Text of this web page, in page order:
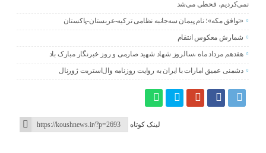
نمی‌کردیم، قحطی می‌شد
«توافق مکه»؛ نام پیمان سه‌جانبه نظامی ترکیه-عربستان-پاکستان
شمارش معکوس انتقام
هفدهم مرداد ماه ،سالروز شهاد شهید صارمی و روز خبرنگار مبارک باد
دشمنی عمیق امارات با ایران به روایت روزنامه وال‌استریت ژورنال
لینک کوتاه